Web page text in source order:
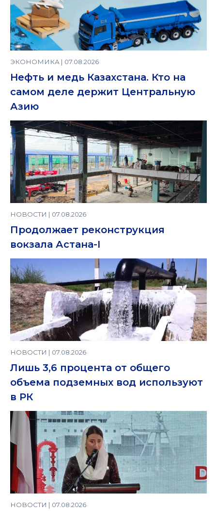
ЭКОНОМИКА | 07.08.2026
Нефть и медь Казахстана. Кто на
самом деле держит Центральную
Азию
НОВОСТИ | 07.08.2026
Продолжает реконструкция
вокзала Астана-I
НОВОСТИ | 07.08.2026
Лишь 3,6 процента от общего
объема подземных вод используют
в РК
НОВОСТИ | 07.08.2026